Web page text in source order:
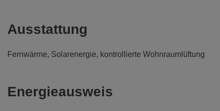
Ausstattung
Fernwärme Solarenergie kontrollierte Wohnraumlüftung
Energieausweis